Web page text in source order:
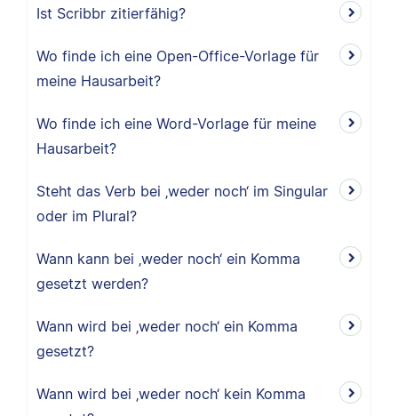
Ist Scribbr zitierfähig?
Wo finde ich eine Open-Office-Vorlage für
meine Hausarbeit?
Wo finde ich eine Word-Vorlage für meine
Hausarbeit?
Steht das Verb bei ‚weder noch‘ im Singular
oder im Plural?
Wann kann bei ‚weder noch‘ ein Komma
gesetzt werden?
Wann wird bei ‚weder noch‘ ein Komma
gesetzt?
Wann wird bei ‚weder noch‘ kein Komma